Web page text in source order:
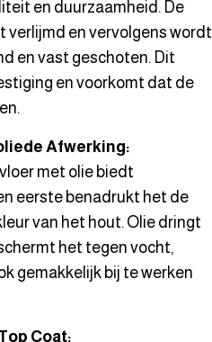
en duurzaamheid. De
verlijmd en vervolgens wordt
en vast geschoten. Dit
en voorkomt dat de
Afwerking:
met olie biedt
eerste benadrukt het de
van het hout. Olie dringt
het tegen vocht,
gemakkelijk bij te werken
Coat: